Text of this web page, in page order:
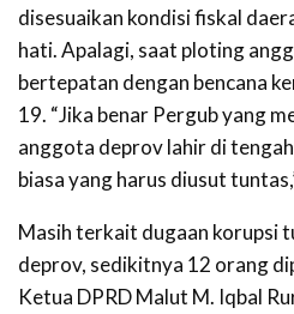
disesuaikan kondisi fiskal
hati. Apalagi, saat ploting
bertepatan dengan bencana
19. “Jika benar Pergub yang
anggota deprov lahir di
biasa yang harus diusut
Masih terkait dugaan korupsi
deprov, sedikitnya 12 orang
Ketua DPRD Malut M. Iqbal